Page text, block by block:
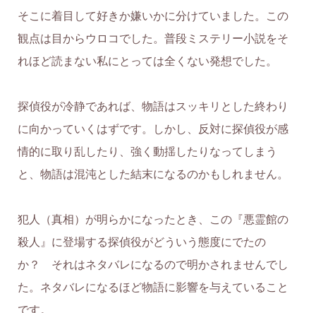
そこに着目して好きか嫌いかに分けていました。この
観点は目からウロコでした。普段ミステリー小説をそ
れほど読まない私にとっては全くない発想でした。
探偵役が冷静であれば、物語はスッキリとした終わり
に向かっていくはずです。しかし、反対に探偵役が感
情的に取り乱したり、強く動揺したりなってしまう
と、物語は混沌とした結末になるのかもしれません。
犯人（真相）が明らかになったとき、この『悪霊館の
殺人』に登場する探偵役がどういう態度にでたの
か？ それはネタバレになるので明かされませんでし
た。ネタバレになるほど物語に影響を与えていること
です。